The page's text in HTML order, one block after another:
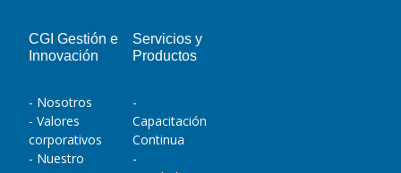
CGI Gestión e
Innovación
- Nosotros
- Valores
corporativos
- Nuestro
Servicios y
Productos
-
Capacitación
Continua
-